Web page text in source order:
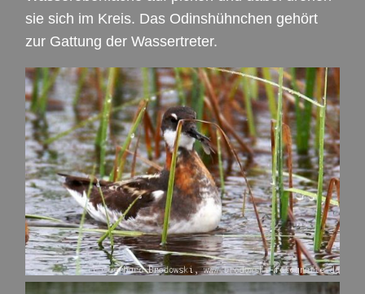
sie sich im Kreis. Das Odinshühnchen gehört
zur Gattung der Wassertreter.